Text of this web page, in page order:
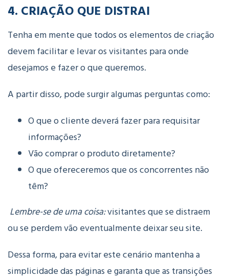
4. CRIAÇÃO QUE DISTRAI
Tenha em mente que todos os elementos de criação
devem facilitar e levar os visitantes para onde
desejamos e fazer o que queremos.
A partir disso, pode surgir algumas perguntas como:
O que o cliente deverá fazer para requisitar
informações?
Vão comprar o produto diretamente?
O que ofereceremos que os concorrentes não
têm?
Lembre-se de uma coisa:visitantes que se distraem
ou se perdem vão eventualmente deixar seu site.
Dessa forma, para evitar este cenário mantenha a
simplicidade das páginas e garanta que as transições